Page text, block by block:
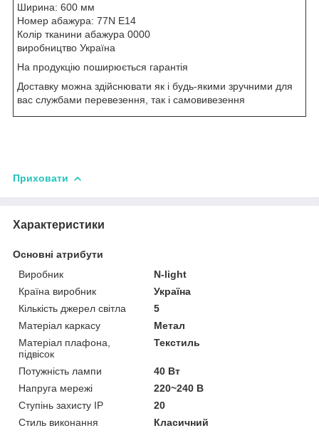
Ширина: 600 мм
Номер абажура: 77N E14
Колір тканини абажура 0000
виробництво Україна
На продукцію поширюється гарантія
Доставку можна здійснювати як і будь-якими зручними для
вас службами перевезення, так і самовивезення
Приховати
Характеристики
Основні атрибути
Виробник
N-light
Країна виробник
Україна
Кількість джерел світла
5
Матеріал каркасу
Метал
Матеріал плафона,
підвісок
Текстиль
Потужність лампи
40 Вт
Напруга мережі
220~240 В
Ступінь захисту IP
20
Стиль виконання
Класичний